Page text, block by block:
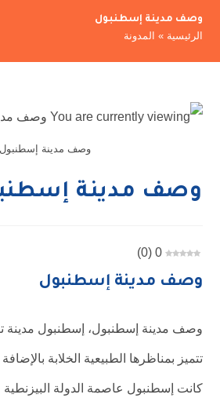
وصف مدينة إسطنبول
الرئيسية » المدونة
وصف مدينة إسطنبول
وصف مدينة
0
(
0
)
وصف مدينة إسطنبول
وصف مدينة إسطنبول، إسطنبول مدينة
تتميز بمناظرها الطبيعية الخلابة
كانت إسطنبول عاصمة الدولة